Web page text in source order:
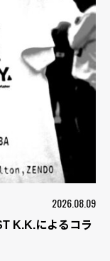
2026.08.09
K.K.によるコラ